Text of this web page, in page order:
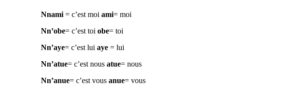
Nnami= c’est moi ami= moi
Nn’obe= c’est toi obe= toi
Nn’aye= c’est lui aye= lui
Nn’atue= c’est nous atue= nous
Nn’anue= c’est vous anue= vous